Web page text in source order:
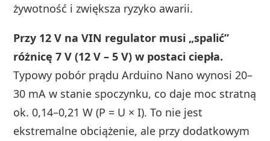
żywotność i zwiększa ryzyko awarii.
Przy 12 V na VIN regulator musi „spalić”
różnicę 7 V (12 V – 5 V) w postaci ciepła.
Typowy pobór prądu Arduino Nano wynosi 20–
30 mA w stanie spoczynku, co daje moc stratną
ok. 0,14–0,21 W (P = U × I). To nie jest
ekstremalne obciążenie, ale przy dodatkowym